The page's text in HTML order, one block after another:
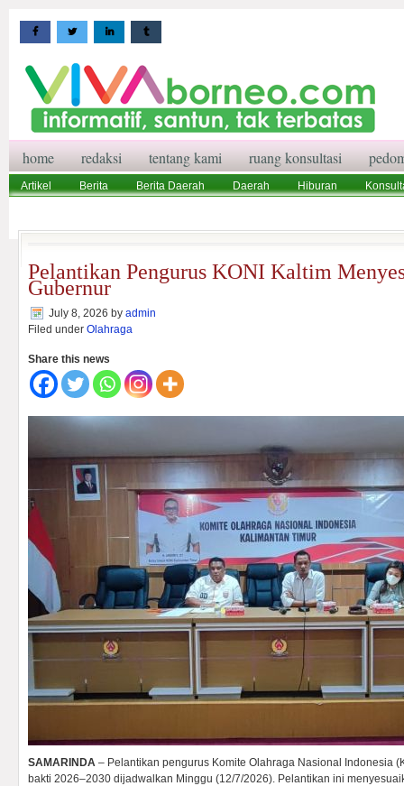
home redaksi tentang kami ruang konsultasi
Artikel Berita Berita Daerah Daerah Hiburan
Pelantikan Pengurus KONI Kaltim
Gubernur
July 8, 2026 by admin
Filed under Olahraga
Share this news
SAMARINDA – Pelantikan pengurus Komite Olahraga Nasional Indonesia
bakti 2026–2030 dijadwalkan Minggu (12/7/2026). Pelantikan ini